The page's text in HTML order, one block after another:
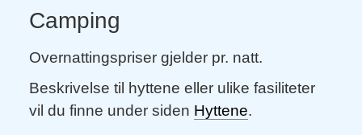
Camping
Overnattingspriser gjelder pr. natt.
Beskrivelse til hyttene eller ulike fasiliteter
vil du finne under siden Hyttene.